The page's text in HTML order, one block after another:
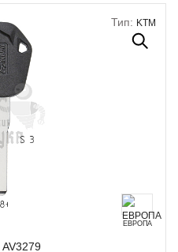
Тип: KTM
ЕВРОПА
AV3279